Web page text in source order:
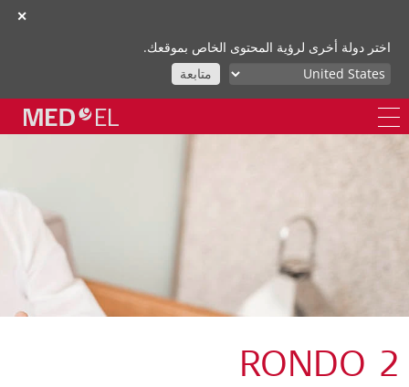
✕
اختر دولة أخرى لرؤية المحتوى الخاص بموقعك.
متابعة
RONDO 2